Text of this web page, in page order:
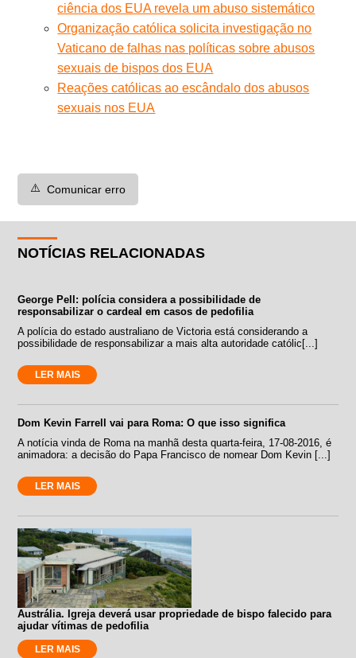
ciência dos EUA revela um abuso sistemático
Organização católica solicita investigação no
Vaticano de falhas nas políticas sobre abusos
sexuais de bispos dos EUA
Reações católicas ao escândalo dos abusos
sexuais nos EUA
⚠️ Comunicar erro
NOTÍCIAS RELACIONADAS
George Pell: polícia considera a possibilidade de
responsabilizar o cardeal em casos de pedofilia
A polícia do estado australiano de Victoria está considerando a
possibilidade de responsabilizar a mais alta autoridade católic[...]
LER MAIS
Dom Kevin Farrell vai para Roma: O que isso significa
A notícia vinda de Roma na manhã desta quarta-feira, 17-08-2016, é
animadora: a decisão do Papa Francisco de nomear Dom Kevin [...]
LER MAIS
Austrália. Igreja deverá usar propriedade de bispo falecido para
ajudar vítimas de pedofilia
LER MAIS